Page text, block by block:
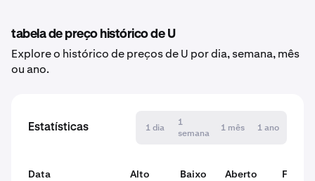
tabela de preço histórico de U
Explore o histórico de preços de U por dia, semana, mês
ou ano.
Estatísticas 1 dia
1
semana
1 mês 1 ano
Data Alto Baixo Aberto Fechar